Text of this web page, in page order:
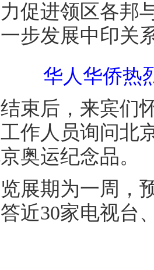
促进领区各邦
步发展中印关
华人华侨热
后，来宾们怀
作人员询问北
奥运纪念品。
期为一周，预
近30家电视台